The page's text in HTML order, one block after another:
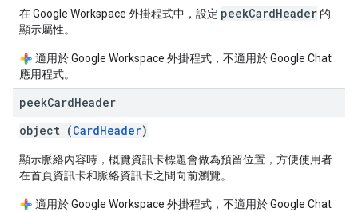
在 Google Workspace 外掛程式中，設定 peekCardHeader 的
顯示屬性。
適用於 Google Workspace 外掛程式，不適用於 Google Chat
應用程式。
peekCardHeader
object (CardHeader)
顯示脈絡內容時，概覽資訊卡標題會做為預留位置，方便使用者
在首頁資訊卡和脈絡資訊卡之間向前瀏覽。
適用於 Google Workspace 外掛程式，不適用於 Google Chat